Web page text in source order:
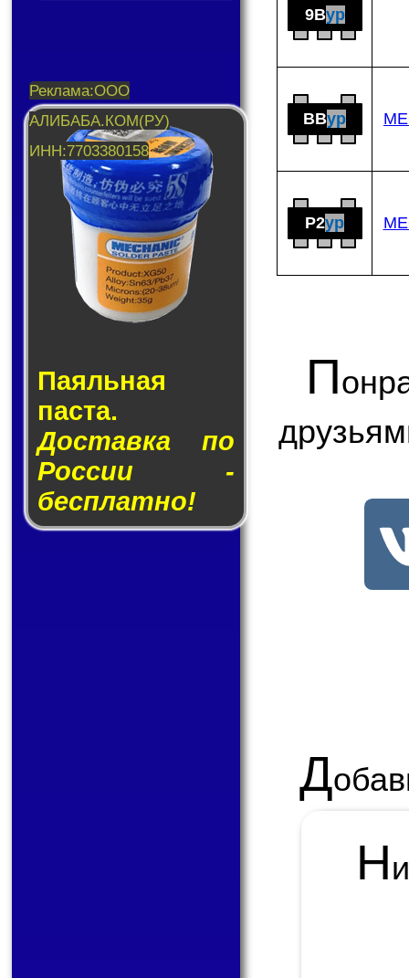
Паяльная
паста.
Доставка по
России -
бесплатно!
9Byp
BByp
P2yp
П
Д
Н